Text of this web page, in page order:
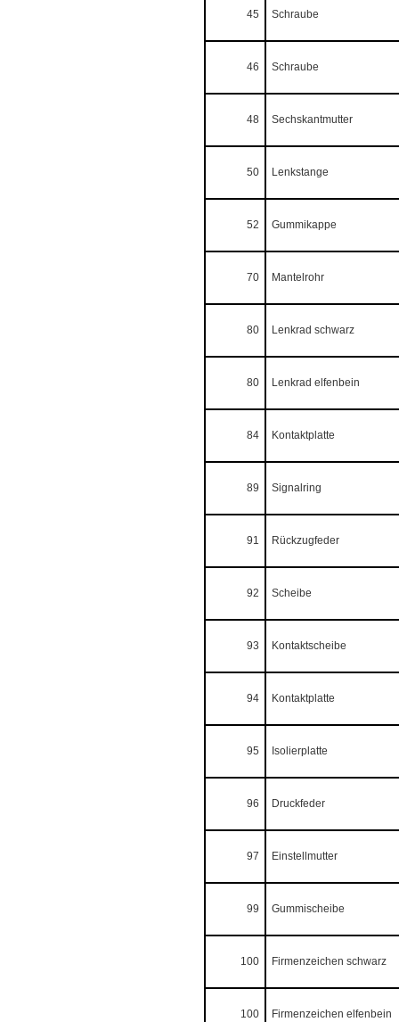
45 Schraube
46 Schraube
48 Sechskantmutter
50 Lenkstange
52 Gummikappe
70 Mantelrohr
80 Lenkrad schwarz
80 Lenkrad elfenbein
84 Kontaktplatte
89 Signalring
91 Rückzugfeder
92 Scheibe
93 Kontaktscheibe
94 Kontaktplatte
95 Isolierplatte
96 Druckfeder
97 Einstellmutter
99 Gummischeibe
100 Firmenzeichen schwarz
100 Firmenzeichen elfenbein